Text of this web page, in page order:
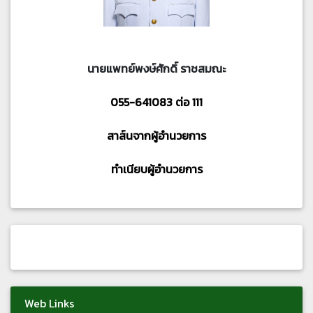
นายแพทย์พงษ์ศักดิ์ ราชสมณะ
055-641083 ต่อ 111
สาส์นจากผู้อำนวยการ
ทำเนียบผู้อำนวยการ
Web Links